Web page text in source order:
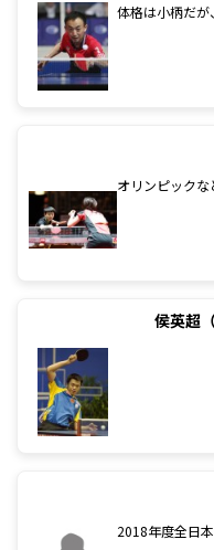
体格は小柄だが
オリンピック
侯英超
2018年度全日